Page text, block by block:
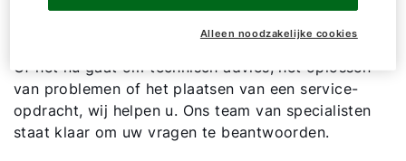
Of het nu gaat om technisch advies, het oplossen
van problemen of het plaatsen van een service-
opdracht, wij helpen u. Ons team van specialisten
staat klaar om uw vragen te beantwoorden.
Hallo!
Hoe kunnen wij u helpen?
Alleen noodzakelijke cookies